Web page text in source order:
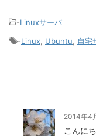
-Linuxサーバ
-Linux Ubuntu 自宅
2014年4
こんにち